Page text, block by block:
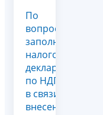
По
вопросу
заполнении
налоговой
декларации
по НДПИ
в связи с
внесением